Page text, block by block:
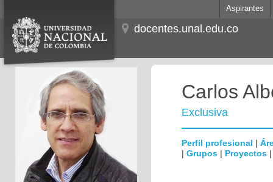
Aspirantes
docentes.unal.edu.co
Carlos
Exclusiva
Perfil profesional |
| Grupos | Proyectos